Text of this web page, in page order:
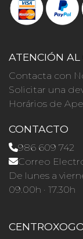
ATENCIÓN AL
Contacta con
Solicitar una
Horários de
CONTACTO
986 609 742
Correo
De lunes a
09.00h · 17.30h